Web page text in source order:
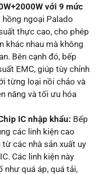
với 9 mức
hồng ngoại Palado
thực cao, cho phép
khác nhau mà không
Bên cạnh đó, bếp
EMC, giúp tùy chỉnh
từng loại nồi chảo và
năng và tối ưu hóa
IC nhập khẩu: Bếp
các linh kiện cao
các nhà sản xuất uy
Các linh kiện này
quá áp, quá tải,